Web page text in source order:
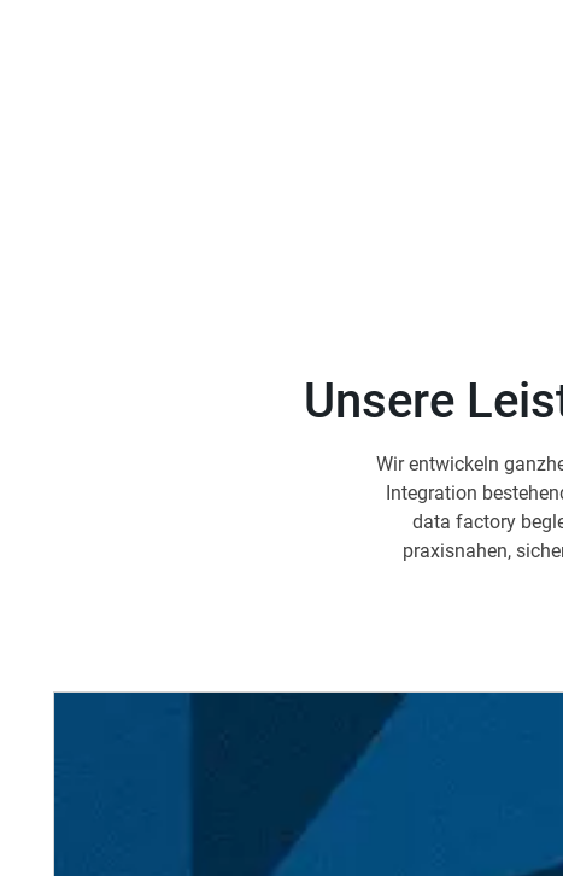
Unsere
Wir entwickeln
Integration
data factory
praxisnahen,